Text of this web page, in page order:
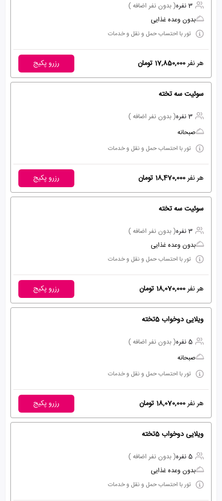
3 نفره
( بدون نفر اضافه )
بدون وعده غذایی
تور با احتساب حمل و نقل و خدمات
هر نفر17,850,000 تومان رزرو پکیج
سوئیت سه تخته
3 نفره
( بدون نفر اضافه )
صبحانه
تور با احتساب حمل و نقل و خدمات
هر نفر18,470,000 تومان رزرو پکیج
سوئیت سه تخته
3 نفره
( بدون نفر اضافه )
بدون وعده غذایی
تور با احتساب حمل و نقل و خدمات
هر نفر18,070,000 تومان رزرو پکیج
ویلایی دوخواب 5تخته
5 نفره
( بدون نفر اضافه )
صبحانه
تور با احتساب حمل و نقل و خدمات
هر نفر18,070,000 تومان رزرو پکیج
ویلایی دوخواب 5تخته
5 نفره
( بدون نفر اضافه )
بدون وعده غذایی
تور با احتساب حمل و نقل و خدمات